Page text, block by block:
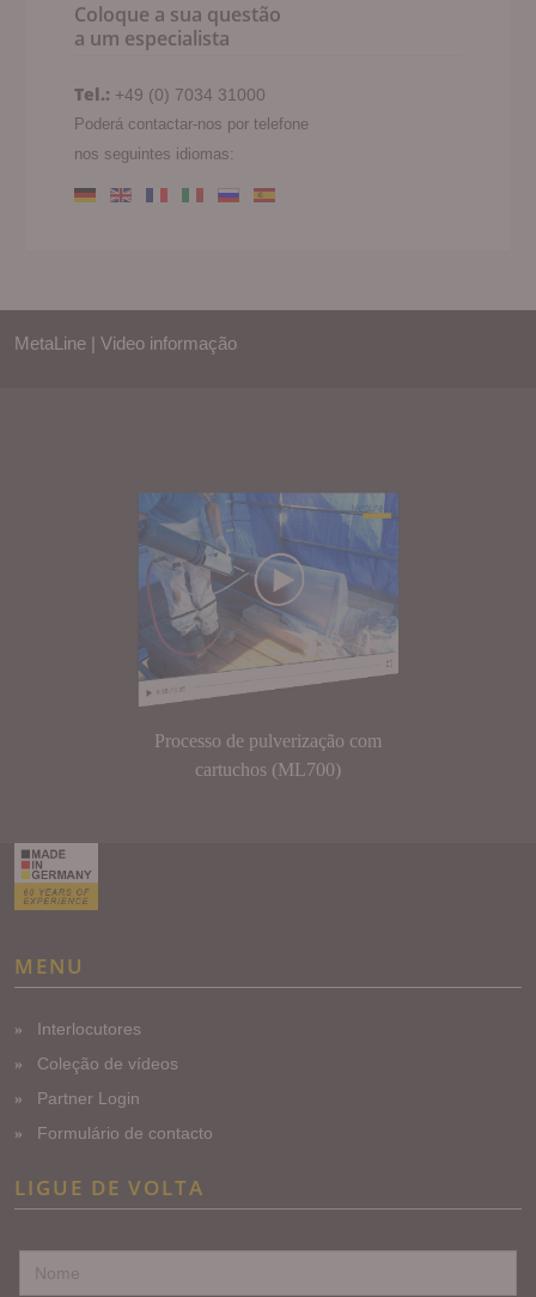
Coloque a sua questão
a um especialista
Tel.: +49 (0) 7034 31000
Poderá contactar-nos por telefone
nos seguintes idiomas:
MetaLine | Video informação
Processo de pulverização com
cartuchos (ML700)
MENU
Interlocutores
Coleção de vídeos
Partner Login
Formulário de contacto
LIGUE DE VOLTA